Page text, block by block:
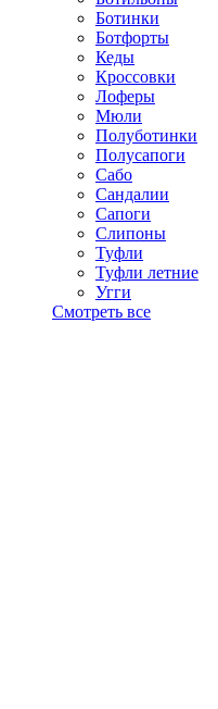
Ботинки
Ботфорты
Кеды
Кроссовки
Лоферы
Мюли
Полуботинки
Полусапоги
Сабо
Сандалии
Сапоги
Слипоны
Туфли
Туфли летние
Угги
Смотреть все